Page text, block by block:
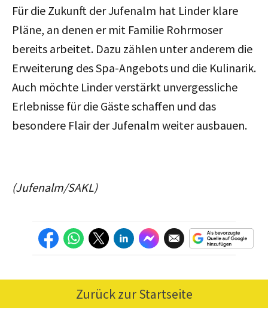
Für die Zukunft der Jufenalm hat Linder klare
Pläne, an denen er mit Familie Rohrmoser
bereits arbeitet. Dazu zählen unter anderem die
Erweiterung des Spa-Angebots und die Kulinarik.
Auch möchte Linder verstärkt unvergessliche
Erlebnisse für die Gäste schaffen und das
besondere Flair der Jufenalm weiter ausbauen.
(Jufenalm/SAKL)
Zurück zur Startseite